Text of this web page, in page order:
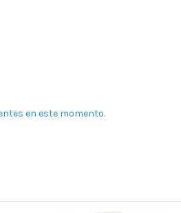
en este momento.